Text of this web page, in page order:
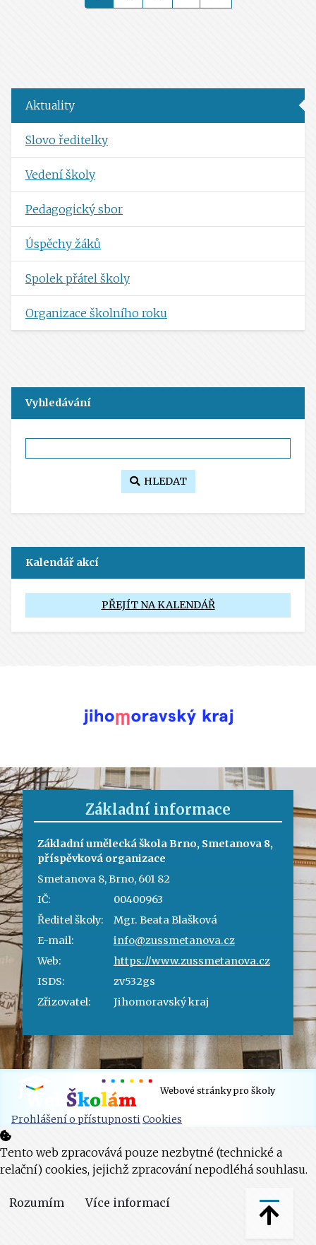
Aktuality
Slovo ředitelky
Vedení školy
Pedagogický sbor
Úspěchy žáků
Spolek přátel školy
Organizace školního roku
Vyhledávání
HLEDAT
Kalendář akcí
PŘEJÍT NA KALENDÁŘ
Základní informace
Základní umělecká škola Brno, Smetanova 8,
příspěvková organizace
Smetanova 8, Brno, 601 82
IČ:
00400963
Ředitel školy:
Mgr. Beata Blašková
E-mail:
info@zussmetanova.cz
Web:
https://www.zussmetanova.cz
ISDS:
zv532gs
Zřizovatel:
Jihomoravský kraj
Webové stránky pro školy
Prohlášení o přístupnostiCookies
Tento web zpracovává pouze nezbytné (technické a
relační) cookies, jejichž zpracování nepodléhá souhlasu.
Rozumím Více informací